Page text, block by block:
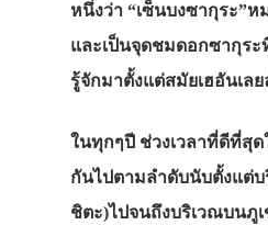
หนึ่งว่า “เซ็นบงซากุระ”
และเป็นจุดชมดอกซากุระ
รู้จักมาตั้งแต่สมัยเฮอันเลย
ในทุกๆปี ช่วงเวลาที่ดีที่สุ
กันไปตามลำดับนับตั้งแต่
ชิตะ)ไปจนถึงบริเวณบนภู